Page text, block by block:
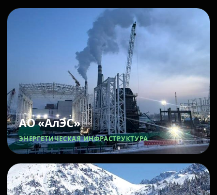
АО «АлЭС»
ЭНЕРГЕТИЧЕСКАЯ ИНФРАСТРУКТУРА